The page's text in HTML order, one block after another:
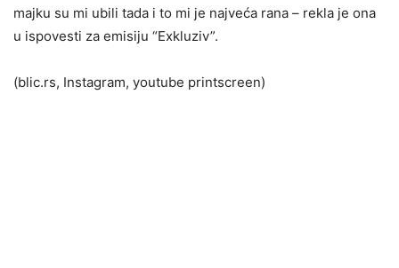
majku su mi ubili tada i to mi je najveća rana – rekla je ona
u ispovesti za emisiju “Exkluziv”.
(blic.rs, Instagram, youtube printscreen)